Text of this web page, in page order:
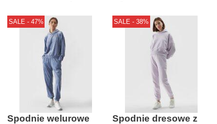
SALE - 47%
Spodnie welurowe
SALE - 38%
Spodnie dresowe z